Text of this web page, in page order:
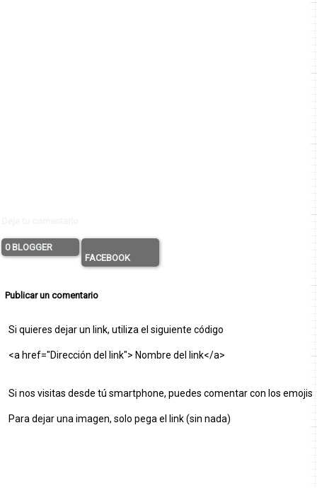
0 BLOGGER
FACEBOOK
Publicar un comentario
Si quieres dejar un link, utiliza el siguiente código
<a href="Dirección del link"> Nombre del link</a>
Si nos visitas desde tú smartphone, puedes comentar con los emojis
Para dejar una imagen, solo pega el link (sin nada)